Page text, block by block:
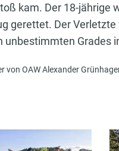
kam. Der 18-jährige
gerettet. Der
unbestimmten Grades
von OAW Alexander